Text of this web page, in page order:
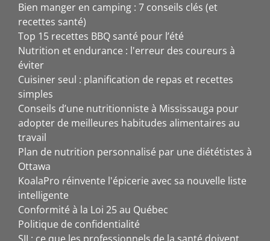
Bien manger en camping : 7 conseils clés (et
recettes santé)
Top 15 recettes BBQ santé pour l’été
Nutrition et endurance : l'erreur des coureurs à
éviter
Cuisiner seul : planification de repas et recettes
simples
Conseils d’une nutritionniste à Mississauga pour
adopter de meilleures habitudes alimentaires au
travail
Plan de nutrition personnalisé par une diététistes à
Ottawa
KoalaPro réinvente l'épicerie avec sa nouvelle liste
intelligente
Conformité à la Loi 25 au Québec
Politique de confidentialité